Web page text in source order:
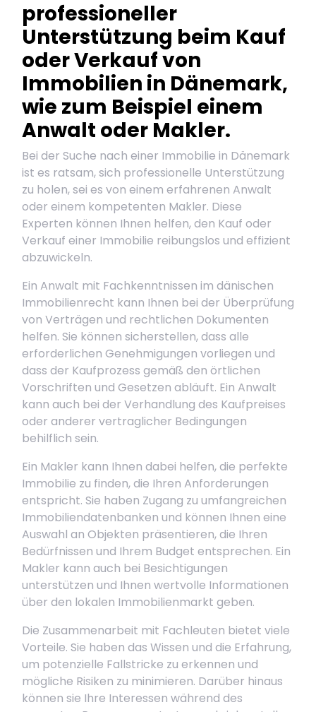
professioneller
Unterstützung beim Kauf
oder Verkauf von
Immobilien in Dänemark,
wie zum Beispiel einem
Anwalt oder Makler.
Bei der Suche nach einer Immobilie in Dänemark
ist es ratsam, sich professionelle Unterstützung
zu holen, sei es von einem erfahrenen Anwalt
oder einem kompetenten Makler. Diese
Experten können Ihnen helfen, den Kauf oder
Verkauf einer Immobilie reibungslos und effizient
abzuwickeln.
Ein Anwalt mit Fachkenntnissen im dänischen
Immobilienrecht kann Ihnen bei der Überprüfung
von Verträgen und rechtlichen Dokumenten
helfen. Sie können sicherstellen, dass alle
erforderlichen Genehmigungen vorliegen und
dass der Kaufprozess gemäß den örtlichen
Vorschriften und Gesetzen abläuft. Ein Anwalt
kann auch bei der Verhandlung des Kaufpreises
oder anderer vertraglicher Bedingungen
behilflich sein.
Ein Makler kann Ihnen dabei helfen, die perfekte
Immobilie zu finden, die Ihren Anforderungen
entspricht. Sie haben Zugang zu umfangreichen
Immobiliendatenbanken und können Ihnen eine
Auswahl an Objekten präsentieren, die Ihren
Bedürfnissen und Ihrem Budget entsprechen. Ein
Makler kann auch bei Besichtigungen
unterstützen und Ihnen wertvolle Informationen
über den lokalen Immobilienmarkt geben.
Die Zusammenarbeit mit Fachleuten bietet viele
Vorteile. Sie haben das Wissen und die Erfahrung,
um potenzielle Fallstricke zu erkennen und
mögliche Risiken zu minimieren. Darüber hinaus
können sie Ihre Interessen während des